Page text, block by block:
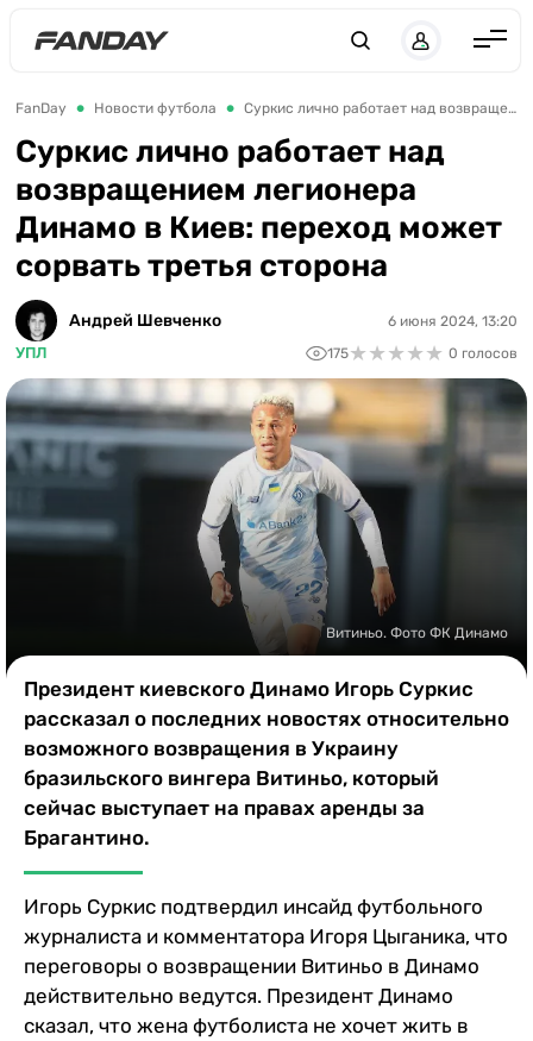
Англия
Испания
Германия
Италия
Франция
Украина
ЛЧ
ЛЕ
ЧЕ-2028
Казино
FanDay Новости футбола Суркис лично работает над возвращением легионера Динамо в Киев: переход может сорвать третья сторона
Суркис лично работает над
возвращением легионера
Динамо в Киев: переход может
сорвать третья сторона
Андрей Шевченко
УПЛ
6 июня 2024, 13:20
175★★★★★
★★★★★ 0 голосов
Витиньо. Фото ФК Динамо
Президент киевского Динамо Игорь Суркис
рассказал о последних новостях относительно
возможного возвращения в Украину
бразильского вингера Витиньо, который
сейчас выступает на правах аренды за
Брагантино.
Игорь Суркис подтвердил инсайд футбольного
журналиста и комментатора Игоря Цыганика, что
переговоры о возвращении Витиньо в Динамо
действительно ведутся. Президент Динамо
сказал, что жена футболиста не хочет жить в